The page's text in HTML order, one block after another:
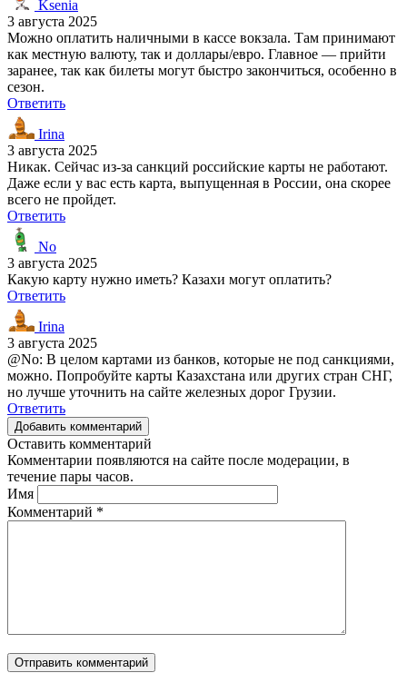
Ksenia
3 августа 2025
Можно оплатить наличными в кассе вокзала. Там принимают
как местную валюту, так и доллары/евро. Главное — прийти
заранее, так как билеты могут быстро закончиться, особенно в
сезон.
Ответить
Irina
3 августа 2025
Никак. Сейчас из-за санкций российские карты не работают.
Даже если у вас есть карта, выпущенная в России, она скорее
всего не пройдет.
Ответить
No
3 августа 2025
Какую карту нужно иметь? Казахи могут оплатить?
Ответить
Irina
3 августа 2025
@No: В целом картами из банков, которые не под санкциями,
можно. Попробуйте карты Казахстана или других стран СНГ,
но лучше уточнить на сайте железных дорог Грузии.
Ответить
Добавить комментарий
Оставить комментарий
Комментарии появляются на сайте после модерации, в
течение пары часов.
Имя
Комментарий *